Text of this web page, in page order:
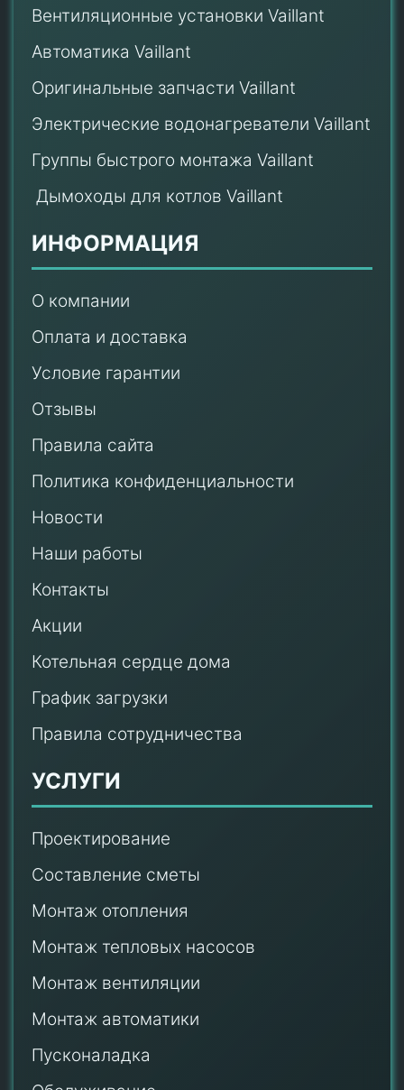
Вентиляционные установки Vaillant
Автоматика Vaillant
Оригинальные запчасти Vaillant
Электрические водонагреватели Vaillant
Группы быстрого монтажа Vaillant
Дымоходы для котлов Vaillant
ИНФОРМАЦИЯ
О компании
Оплата и доставка
Условие гарантии
Отзывы
Правила сайта
Политика конфиденциальности
Новости
Наши работы
Контакты
Акции
Котельная сердце дома
График загрузки
Правила сотрудничества
УСЛУГИ
Проектирование
Составление сметы
Монтаж отопления
Монтаж тепловых насосов
Монтаж вентиляции
Монтаж автоматики
Пусконаладка